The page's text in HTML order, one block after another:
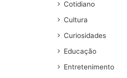
Cotidiano
Cultura
Curiosidades
Educação
Entretenimento